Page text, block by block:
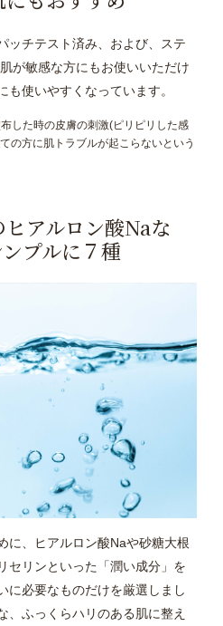
ッチテスト済み、および、ステ
が敏感な方にもお使いいただけ
も使いやすくなっています。
した時の皮膚の刺激(ピリピリした感
の方に肌トラブルが起こらないという
ヒアルロン酸Naな
プルに７種
に、ヒアルロン酸Naや砂糖大根
セリンといった「潤い成分」を
に必要なものだけを厳選しまし
、ふっくらハリのある肌に整え